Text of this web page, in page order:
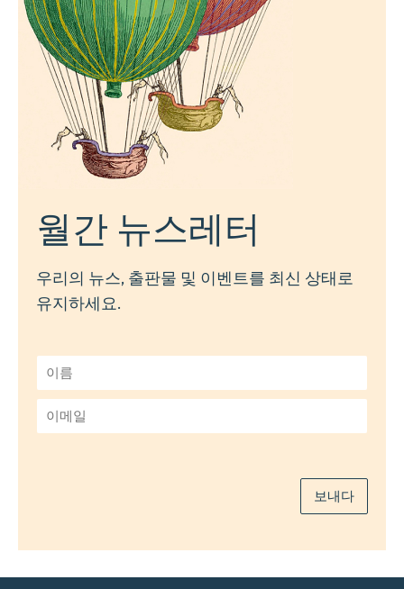
월간 뉴스레터
우리의 뉴스, 출판물 및 이벤트를 최신 상태로
유지하세요.
름
*
메
보내다